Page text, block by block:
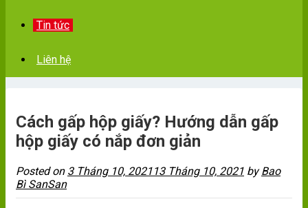
Tin tức
Liên hệ
Cách gấp hộp giấy? Hướng dẫn gấp
hộp giấy có nắp đơn giản
Posted on 3 Tháng 10, 202113 Tháng 10, 2021 byBao
Bì SanSan